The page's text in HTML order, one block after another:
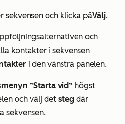
sekvensen och klicka påVälj.
och
kontakter i sekvensen
i den vänstra panelen.
”Starta vid” högst
och välj det steg där
sekvensen.